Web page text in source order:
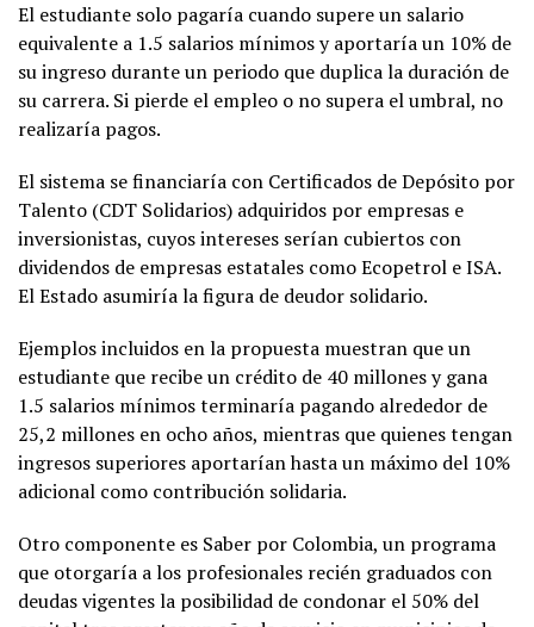
El estudiante solo pagaría cuando supere un salario
equivalente a 1.5 salarios mínimos y aportaría un 10% de
su ingreso durante un periodo que duplica la duración de
su carrera. Si pierde el empleo o no supera el umbral, no
realizaría pagos.
El sistema se financiaría con Certificados de Depósito por
Talento (CDT Solidarios) adquiridos por empresas e
inversionistas, cuyos intereses serían cubiertos con
dividendos de empresas estatales como Ecopetrol e ISA.
El Estado asumiría la figura de deudor solidario.
Ejemplos incluidos en la propuesta muestran que un
estudiante que recibe un crédito de 40 millones y gana
1.5 salarios mínimos terminaría pagando alrededor de
25,2 millones en ocho años, mientras que quienes tengan
ingresos superiores aportarían hasta un máximo del 10%
adicional como contribución solidaria.
Otro componente es Saber por Colombia, un programa
que otorgaría a los profesionales recién graduados con
deudas vigentes la posibilidad de condonar el 50% del